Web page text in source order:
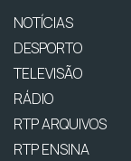
NOTÍCIAS
DESPORTO
TELEVISÃO
RÁDIO
RTP ARQUIVOS
RTP ENSINA